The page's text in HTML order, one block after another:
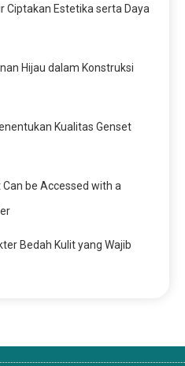
Ciptakan Estetika serta Daya
Hijau dalam Konstruksi
Kualitas Genset
be Accessed with a
Bedah Kulit yang Wajib